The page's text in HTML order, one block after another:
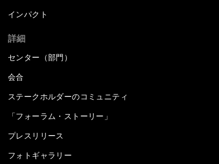
インパクト
詳細
センター（部門）
会合
ステークホルダーのコミュニティ
「フォーラム・ストーリー」
プレスリリース
フォトギャラリー